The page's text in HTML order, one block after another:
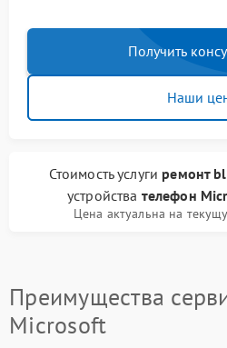
Получить
Наши
Стоимость услуги ремонт
устройства телефон
Цена актуальна на
Преимущества
Microsoft